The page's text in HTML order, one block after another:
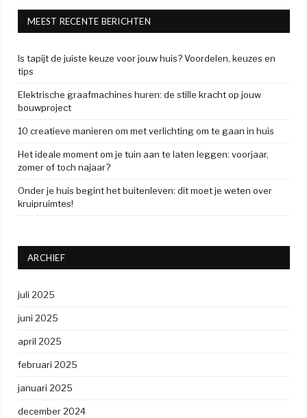
MEEST RECENTE BERICHTEN
Is tapijt de juiste keuze voor jouw huis? Voordelen, keuzes en
tips
Elektrische graafmachines huren: de stille kracht op jouw
bouwproject
10 creatieve manieren om met verlichting om te gaan in huis
Het ideale moment om je tuin aan te laten leggen: voorjaar,
zomer of toch najaar?
Onder je huis begint het buitenleven: dit moet je weten over
kruipruimtes!
ARCHIEF
juli 2025
juni 2025
april 2025
februari 2025
januari 2025
december 2024